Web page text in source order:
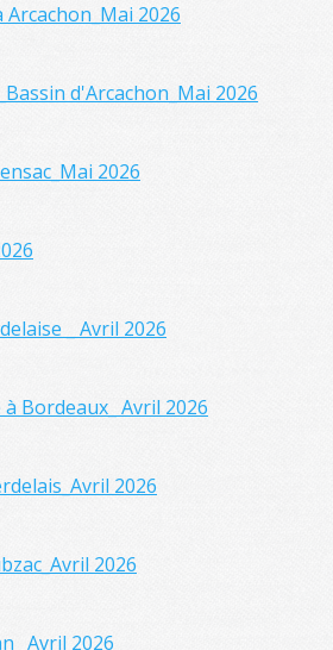
2026
d'Arcachon_Mai 2026
2026
_ Avril 2026
Bordeaux_ Avril 2026
2026
2026
_Avril 2026